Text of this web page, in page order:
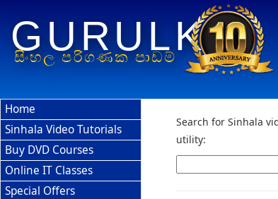
GURULK
සිංහල පරිගණක පාඩම්
Search for Sinhala
utility:
Home
Sinhala Video Tutorials
Buy DVD Courses
Online IT Classes
Special Offers